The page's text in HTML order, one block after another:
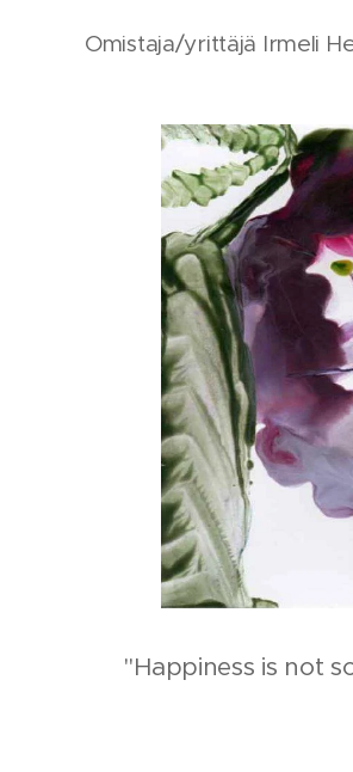
Omistaja/yrittäjä Irmeli
"Happiness is not